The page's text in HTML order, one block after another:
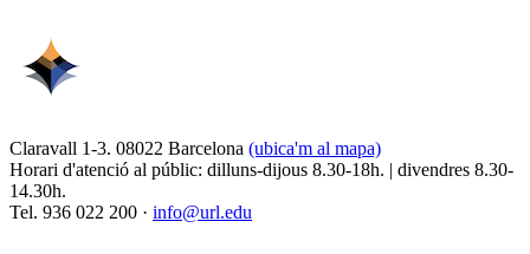
Claravall 1-3. 08022 Barcelona (ubica'm al mapa)
Horari d'atenció al públic: dilluns-dijous 8.30-18h. | divendres 8.30-
14.30h.
Tel. 936 022 200 · info@url.edu